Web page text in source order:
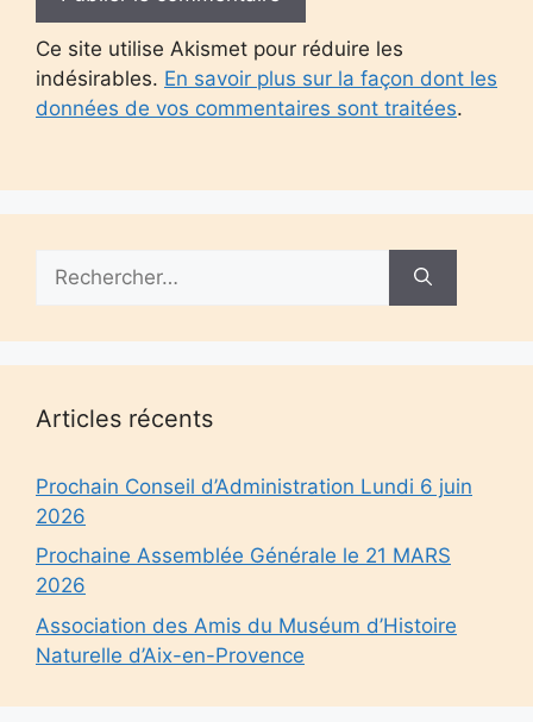
Ce site utilise Akismet pour réduire les
indésirables. En savoir plus sur la façon dont les
données de vos commentaires sont traitées.
Articles récents
Prochain Conseil d’Administration Lundi 6 juin
2026
Prochaine Assemblée Générale le 21 MARS
2026
Association des Amis du Muséum d’Histoire
Naturelle d’Aix-en-Provence